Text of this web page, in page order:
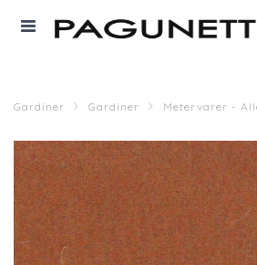
Gardiner Gardiner Metervarer -